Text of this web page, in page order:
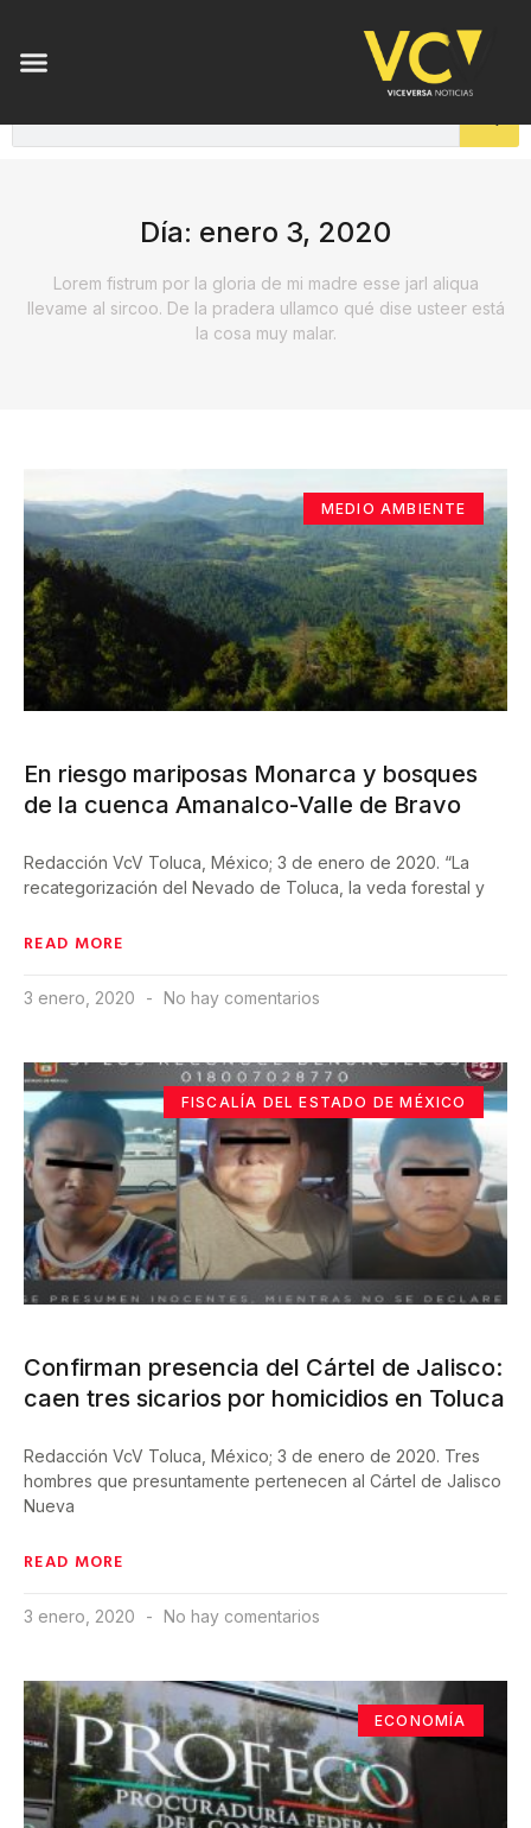
Día: enero 3, 2020
Lorem fistrum por la gloria de mi madre esse jarl aliqua
llevame al sircoo. De la pradera ullamco qué dise usteer está
la cosa muy malar.
MEDIO AMBIENTE
En riesgo mariposas Monarca y bosques
de la cuenca Amanalco-Valle de Bravo
Redacción VcV Toluca, México; 3 de enero de 2020. “La
recategorización del Nevado de Toluca, la veda forestal y
READ MORE
3 enero, 2020 No hay comentarios
FISCALÍA DEL ESTADO DE MÉXICO
Confirman presencia del Cártel de Jalisco:
caen tres sicarios por homicidios en Toluca
Redacción VcV Toluca, México; 3 de enero de 2020. Tres
hombres que presuntamente pertenecen al Cártel de Jalisco
Nueva
READ MORE
3 enero, 2020 No hay comentarios
ECONOMÍA